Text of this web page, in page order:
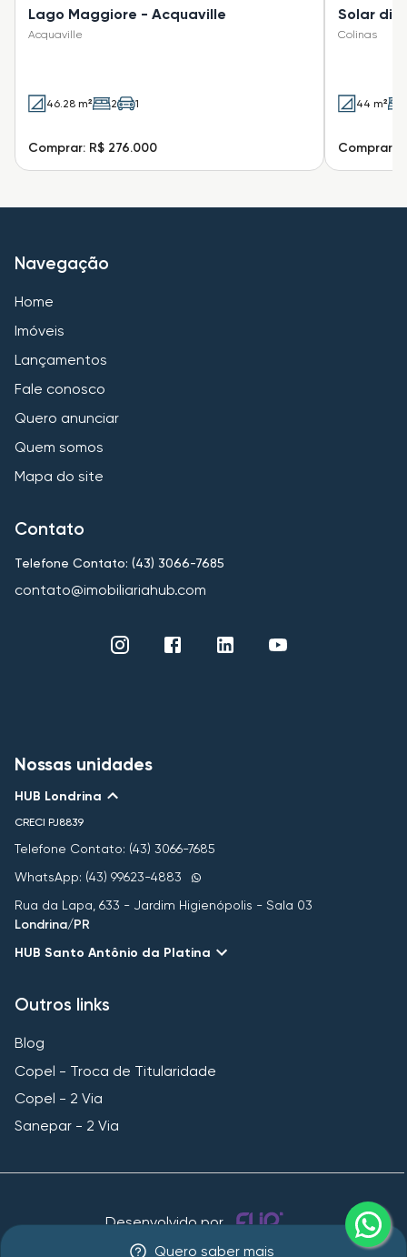
Quero saber mais
Lago Maggiore - Acquaville
Acquaville
46.28 m² 2 1
Comprar: R$ 276.000
Solar di
Colinas
44 m²
Comprar:
Navegação
Home
Imóveis
Lançamentos
Fale conosco
Quero anunciar
Quem somos
Mapa do site
Contato
Telefone Contato: (43) 3066-7685
contato@imobiliariahub.com
Nossas unidades
HUB Londrina
CRECI PJ8839
Telefone Contato: (43) 3066-7685
WhatsApp: (43) 99623-4883
Rua da Lapa, 633 - Jardim Higienópolis - Sala 03
Londrina/PR
HUB Santo Antônio da Platina
Outros links
Blog
Copel - Troca de Titularidade
Copel - 2 Via
Sanepar - 2 Via
Desenvolvido por